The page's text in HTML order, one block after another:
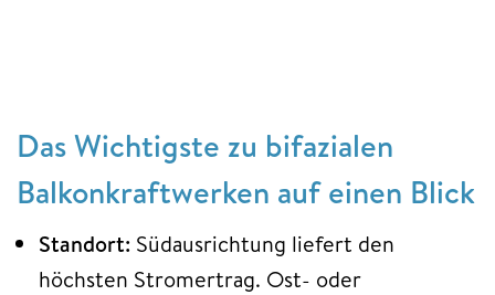
Das Wichtigste zu bifazialen
Balkonkraftwerken auf einen Blick
Standort: Südausrichtung liefert den
höchsten Stromertrag. Ost- oder